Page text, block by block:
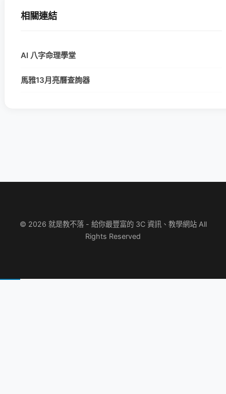
相關連結
AI 八字命理學堂
馬雅13月亮曆查詢器
© 2026 就是教不落 - 給你最豐富的 3C 資訊、教學網站 All
Rights Reserved